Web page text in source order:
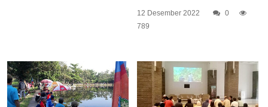
12 Desember 2022
0
789